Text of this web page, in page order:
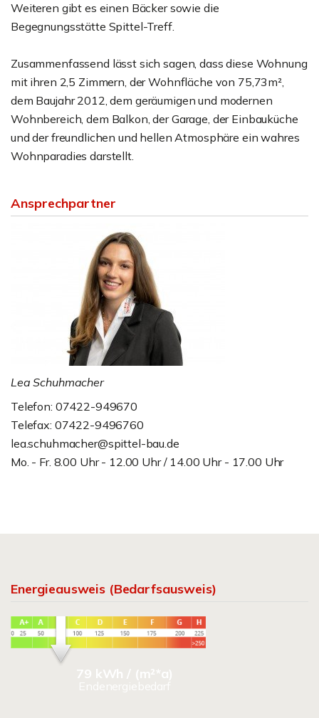
Weiteren gibt es einen Bäcker sowie die
Begegnungsstätte Spittel-Treff.
Zusammenfassend lässt sich sagen, dass diese Wohnung
mit ihren 2,5 Zimmern, der Wohnfläche von 75,73m²,
dem Baujahr 2012, dem geräumigen und modernen
Wohnbereich, dem Balkon, der Garage, der Einbauküche
und der freundlichen und hellen Atmosphäre ein wahres
Wohnparadies darstellt.
Ansprechpartner
Lea Schuhmacher
Telefon: 07422-949670
Telefax: 07422-9496760
lea.schuhmacher@spittel-bau.de
Mo. - Fr. 8.00 Uhr - 12.00 Uhr / 14.00 Uhr - 17.00 Uhr
Energieausweis (Bedarfsausweis)
79 kWh / (m²*a)
Endenergiebedarf